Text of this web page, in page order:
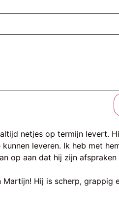
netjes op termijn levert.
leveren. Ik heb met
op aan dat hij zijn afspraken
Hij is scherp,